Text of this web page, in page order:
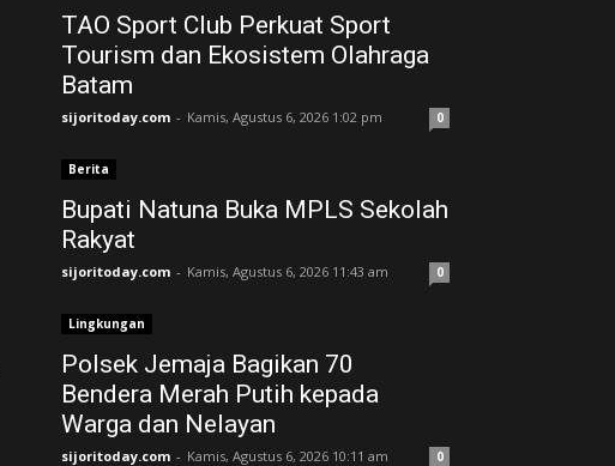
TAO Sport Club Perkuat Sport
Tourism dan Ekosistem Olahraga
Batam
sijoritoday.com - Kamis, Agustus 6, 2026 1:02 pm 0
Berita
Bupati Natuna Buka MPLS Sekolah
Rakyat
sijoritoday.com - Kamis, Agustus 6, 2026 11:43 am 0
Lingkungan
Polsek Jemaja Bagikan 70
Bendera Merah Putih kepada
Warga dan Nelayan
sijoritoday.com - Kamis, Agustus 6, 2026 10:11 am 0